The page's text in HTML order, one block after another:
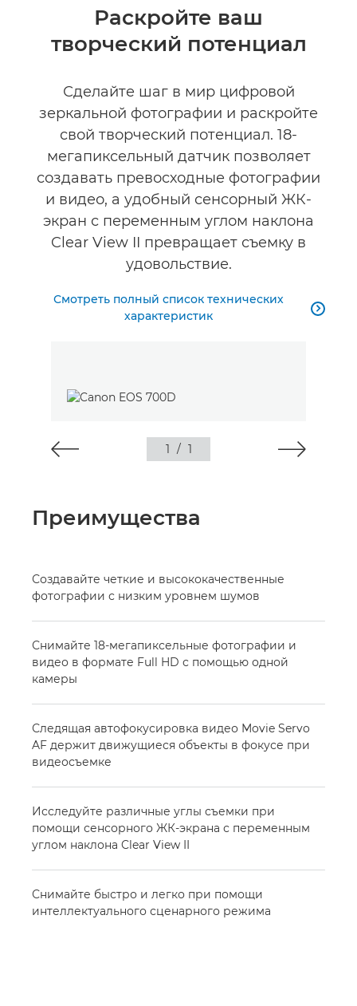
Общая информация
Технические характеристики
Раскройте ваш
творческий потенциал
Сделайте шаг в мир цифровой
зеркальной фотографии и раскройте
свой творческий потенциал. 18-
мегапиксельный датчик позволяет
создавать превосходные фотографии
и видео, а удобный сенсорный ЖК-
экран с переменным углом наклона
Clear View II превращает съемку в
удовольствие.
Смотреть полный список технических
характеристик

1 / 1
Преимущества
Создавайте четкие и высококачественные
фотографии с низким уровнем шумов
Снимайте 18-мегапиксельные фотографии и
видео в формате Full HD с помощью одной
камеры
Следящая автофокусировка видео Movie Servo
AF держит движущиеся объекты в фокусе при
видеосъемке
Исследуйте различные углы съемки при
помощи сенсорного ЖК-экрана с переменным
углом наклона Clear View II
Снимайте быстро и легко при помощи
интеллектуального сценарного режима